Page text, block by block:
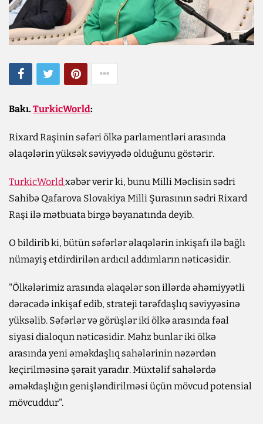
Bakı. TurkicWorld:
Rixard Raşinin səfəri ölkə parlamentləri arasında
əlaqələrin yüksək səviyyədə olduğunu göstərir.
TurkicWorldxəbər verir ki, bunu Milli Məclisin sədri
Sahibə Qafarova Slovakiya Milli Şurasının sədri Rixard
Raşi ilə mətbuata birgə bəyanatında deyib.
O bildirib ki, bütün səfərlər əlaqələrin inkişafı ilə bağlı
nümayiş etdirdirilən ardıcıl addımların nəticəsidir.
"Ölkələrimiz arasında əlaqələr son illərdə əhəmiyyətli
dərəcədə inkişaf edib, strateji tərəfdaşlıq səviyyəsinə
yüksəlib. Səfərlər və görüşlər iki ölkə arasında fəal
siyasi dialoqun nəticəsidir. Məhz bunlar iki ölkə
arasında yeni əməkdaşlıq sahələrinin nəzərdən
keçirilməsinə şərait yaradır. Müxtəlif sahələrdə
əməkdaşlığın genişləndirilməsi üçün mövcud potensial
mövcuddur".